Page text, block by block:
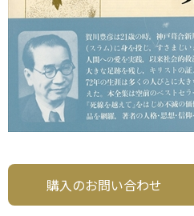
購入のお問い合わせ